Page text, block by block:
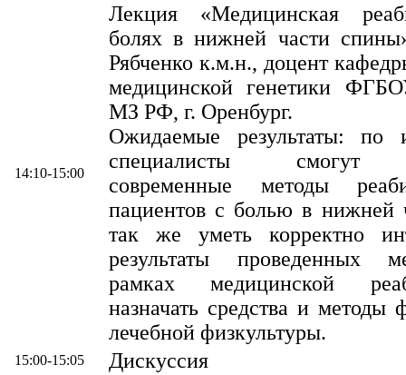
14:10-15:00
Лекция «Медицинская
болях в нижней части
Рябченко к.м.н., доцент
медицинской генетики
МЗ РФ, г. Оренбург.
Ожидаемые результаты: по
специалисты смогут
современные методы
пациентов с болью в нижней
так же уметь корректно
результаты проведенных
рамках медицинской
назначать средства и методы
лечебной физкультуры.
15:00-15:05 Дискуссия